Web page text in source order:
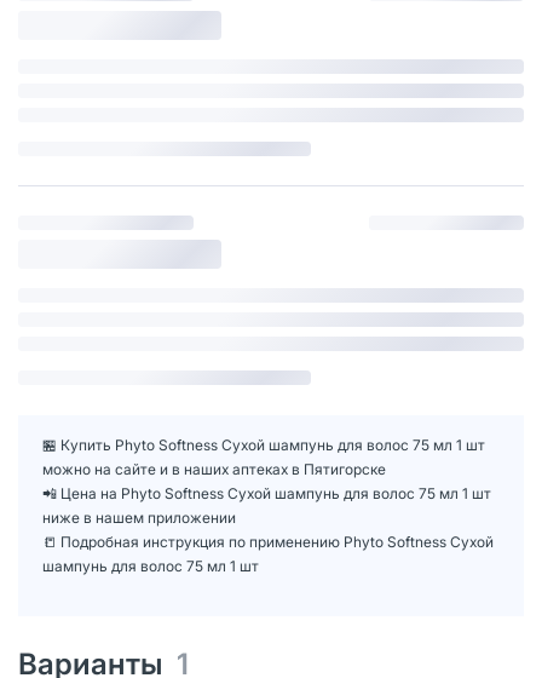
🏪 Купить Phyto Softness Сухой шампунь для волос 75 мл 1 шт
можно на сайте и в наших аптеках в Пятигорске
📲 Цена на Phyto Softness Сухой шампунь для волос 75 мл 1 шт
ниже в нашем приложении
📒 Подробная инструкция по применению Phyto Softness Сухой
шампунь для волос 75 мл 1 шт
Варианты 1